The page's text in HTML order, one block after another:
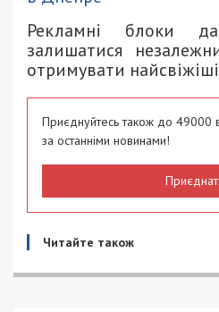
Рекламні блоки
залишатися
отримувати
Приєднуйтесь також до 49000
за останніми новинами!
Читайте також